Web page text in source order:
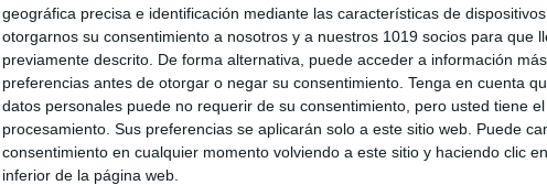
geográfica precisa e identificación mediante las características de
otorgarnos su consentimiento a nosotros y a nuestros 1019 socios para que
previamente descrito. De forma alternativa, puede acceder a información
preferencias antes de otorgar o negar su consentimiento. Tenga en cuenta
datos personales puede no requerir de su consentimiento, pero usted tiene
procesamiento. Sus preferencias se aplicarán solo a este sitio web. Puede
consentimiento en cualquier momento volviendo a este sitio y haciendo clic
inferior de la página web.